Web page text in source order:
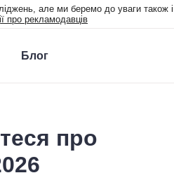
але ми беремо до уваги також
про рекламодавців
Блог
про